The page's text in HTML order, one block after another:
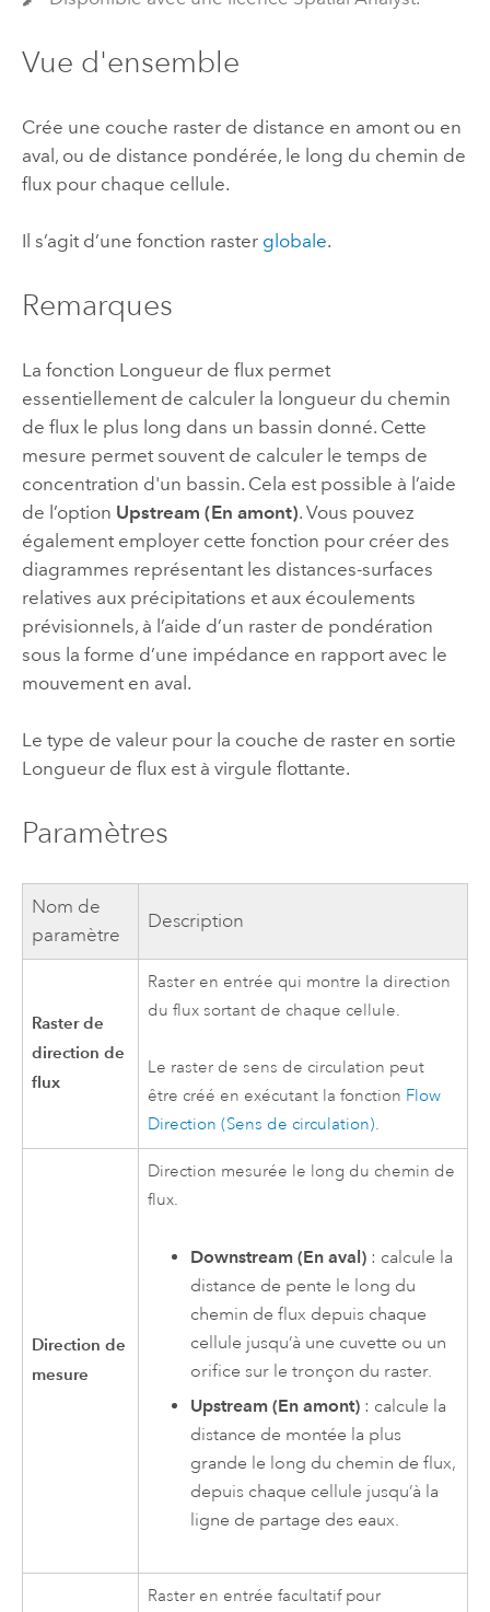
Vue d'ensemble
Crée une couche raster de distance en amont ou en
aval, ou de distance pondérée, le long du chemin de
flux pour chaque cellule.
Il s’agit d’une fonction raster globale.
Remarques
La fonction Longueur de flux permet
essentiellement de calculer la longueur du chemin
de flux le plus long dans un bassin donné. Cette
mesure permet souvent de calculer le temps de
concentration d'un bassin. Cela est possible à l’aide
de l’option Upstream (En amont). Vous pouvez
également employer cette fonction pour créer des
diagrammes représentant les distances-surfaces
relatives aux précipitations et aux écoulements
prévisionnels, à l’aide d’un raster de pondération
sous la forme d’une impédance en rapport avec le
mouvement en aval.
Le type de valeur pour la couche de raster en sortie
Longueur de flux est à virgule flottante.
Paramètres
Nom de
paramètre
Description
Raster de
direction de
flux
Raster en entrée qui montre la direction
du flux sortant de chaque cellule.
Le raster de sens de circulation peut
être créé en exécutant la fonction Flow
Direction (Sens de circulation).
Direction de
mesure
Direction mesurée le long du chemin de
flux.
Downstream (En aval) : calcule la
distance de pente le long du
chemin de flux depuis chaque
cellule jusqu’à une cuvette ou un
orifice sur le tronçon du raster.
Upstream (En amont) : calcule la
distance de montée la plus
grande le long du chemin de flux,
depuis chaque cellule jusqu’à la
ligne de partage des eaux.
Raster en entrée facultatif pour